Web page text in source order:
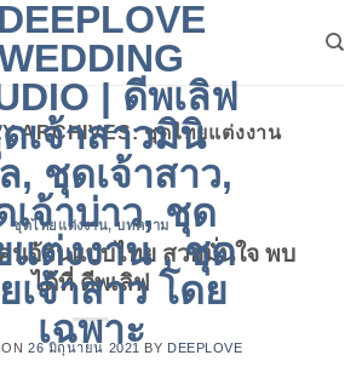
ARCHIVES:ชุดไทยแต่งงาน
ชุดไทยแต่งงาน,บทความ
นอ้วนแบบไทย สวยมั่นใจ พบ
ได้ที่ ดีพเลิฟ
ON26 มิถุนายน 2021 BY DEEPLOVE